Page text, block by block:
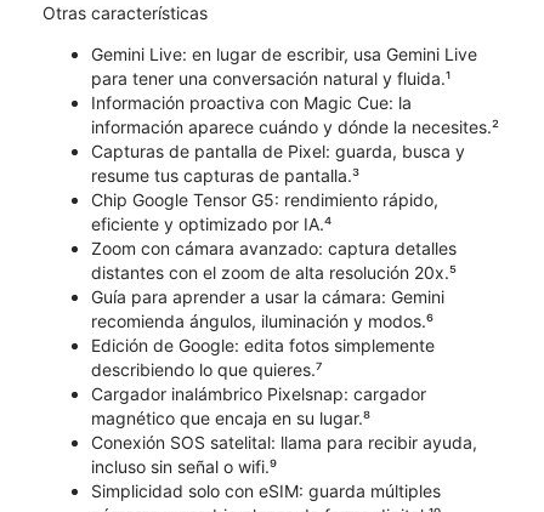
Otras características
Gemini Live: en lugar de escribir, usa Gemini Live
para tener una conversación natural y fluida.¹
Información proactiva con Magic Cue: la
información aparece cuándo y dónde la necesites.²
Capturas de pantalla de Pixel: guarda, busca y
resume tus capturas de pantalla.³
Chip Google Tensor G5: rendimiento rápido,
eficiente y optimizado por IA.⁴
Zoom con cámara avanzado: captura detalles
distantes con el zoom de alta resolución 20x.⁵
Guía para aprender a usar la cámara: Gemini
recomienda ángulos, iluminación y modos.⁶
Edición de Google: edita fotos simplemente
describiendo lo que quieres.⁷
Cargador inalámbrico Pixelsnap: cargador
magnético que encaja en su lugar.⁸
Conexión SOS satelital: llama para recibir ayuda,
incluso sin señal o wifi.⁹
Simplicidad solo con eSIM: guarda múltiples